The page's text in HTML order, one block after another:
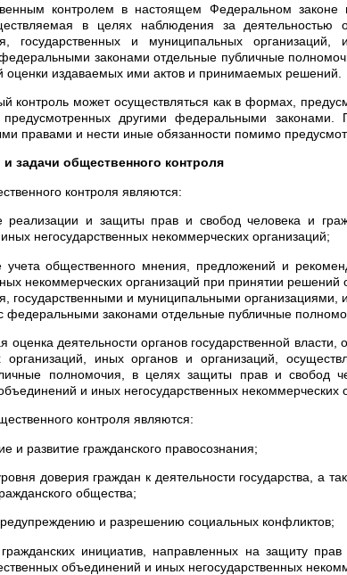
контролем в настоящем Федеральном законе
в целях наблюдения за деятельностью
государственных и муниципальных
федеральными законами отдельные публичные
оценки издаваемых ими актов и принимаемых решений.
контроль может осуществляться как в формах,
другими федеральными законами.
правами и нести иные обязанности помимо
задачи общественного контроля
контроля являются:
реализации и защиты прав и свобод человека и
негосударственных некоммерческих организаций;
учета общественного мнения, предложений и
некоммерческих организаций при принятии решений
государственными и муниципальными
с федеральными законами отдельные публичные
оценка деятельности органов государственной
организаций, иных органов и организаций,
полномочия, в целях защиты прав и свобод
и иных негосударственных некоммерческих
контроля являются:
и развитие гражданского правосознания;
доверия граждан к деятельности государства, а
общества;
и разрешению социальных конфликтов;
инициатив, направленных на защиту
объединений и иных негосударственных